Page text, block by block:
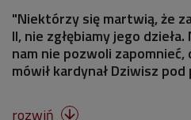
"Niektórzy się martwią, że
II, nie zgłębiamy jego
nam nie pozwoli
mówił kardynał Dziwisz
rozwiń 